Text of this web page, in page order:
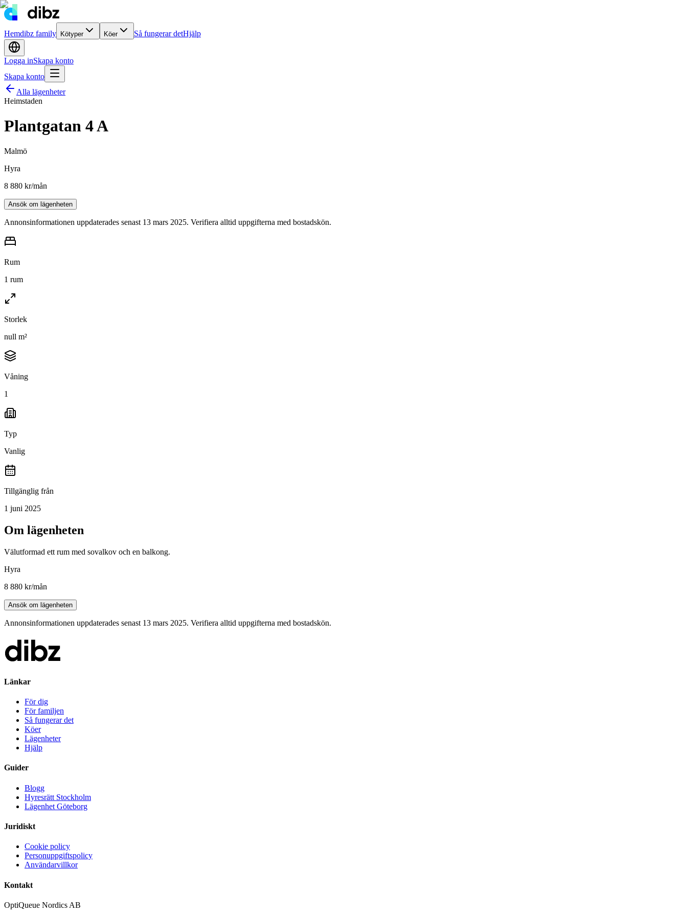
Hemdibz family Kötyper Köer Så fungerar detHjälp
Logga inSkapa konto
Skapa konto
Alla lägenheter
Heimstaden
Plantgatan 4 A
Malmö
Hyra
8 880 kr/mån
Ansök om lägenheten
Annonsinformationen uppdaterades senast 13 mars 2025. Verifiera alltid uppgifterna med bostadskön.
Rum
1 rum
Storlek
null m²
Våning
1
Typ
Vanlig
Tillgänglig från
1 juni 2025
Om lägenheten
Välutformad ett rum med sovalkov och en balkong.
Hyra
8 880 kr/mån
Ansök om lägenheten
Annonsinformationen uppdaterades senast 13 mars 2025. Verifiera alltid uppgifterna med bostadskön.
Länkar
För dig
För familjen
Så fungerar det
Köer
Lägenheter
Hjälp
Guider
Blogg
Hyresrätt Stockholm
Lägenhet Göteborg
Juridiskt
Cookie policy
Personuppgiftspolicy
Användarvillkor
Kontakt
OptiQueue Nordics AB